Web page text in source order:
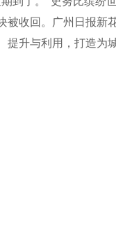
收回。广州日报新
升与利用，打造为